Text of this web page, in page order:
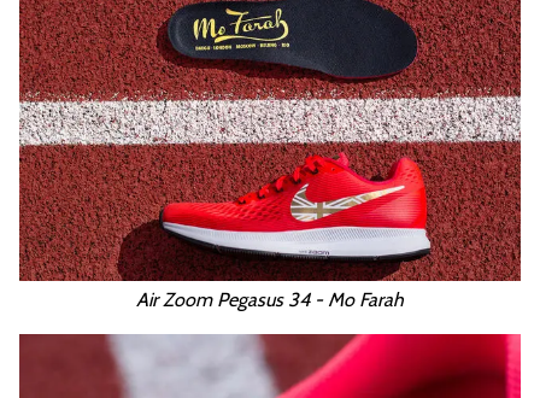
Air Zoom Pegasus 34 - Mo Farah